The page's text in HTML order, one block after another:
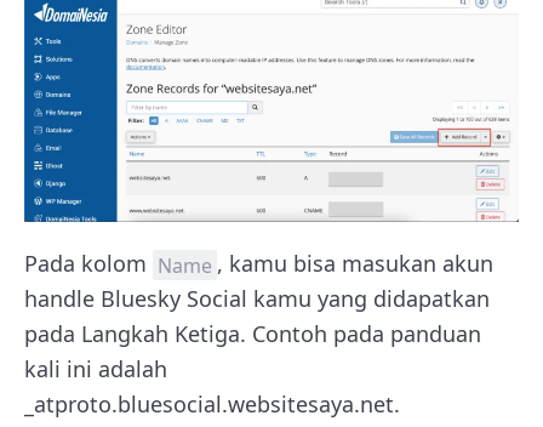
Pada kolom Name , kamu bisa masukan akun
handle Bluesky Social kamu yang didapatkan
pada Langkah Ketiga. Contoh pada panduan
kali ini adalah
_atproto.bluesocial.websitesaya.net.